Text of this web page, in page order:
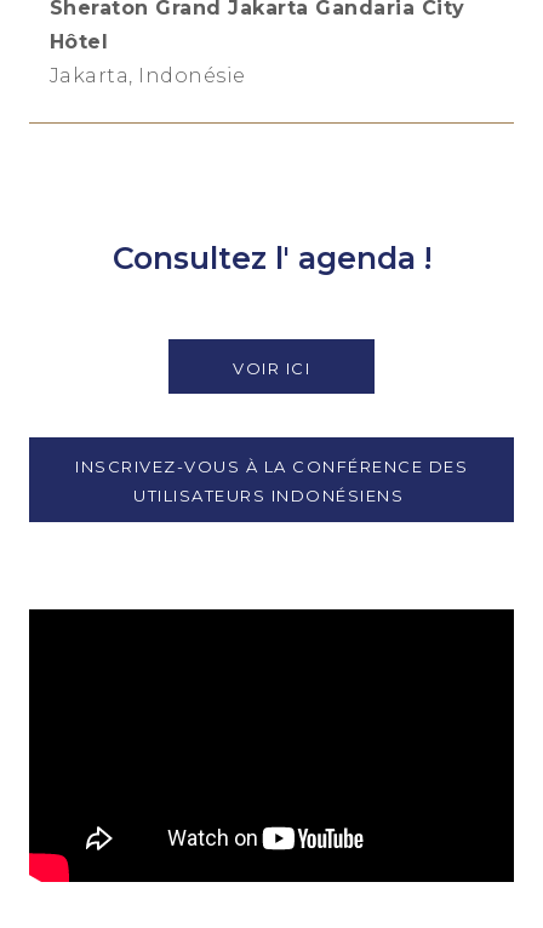
Sheraton Grand Jakarta Gandaria City
Hôtel
Jakarta, Indonésie
Consultez l' agenda !
VOIR ICI
INSCRIVEZ-VOUS À LA CONFÉRENCE DES
UTILISATEURS INDONÉSIENS